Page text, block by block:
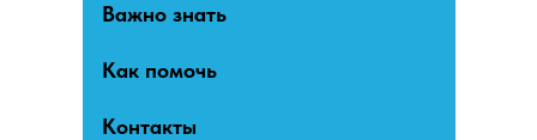
Важно знать
Контакты
Как помочь